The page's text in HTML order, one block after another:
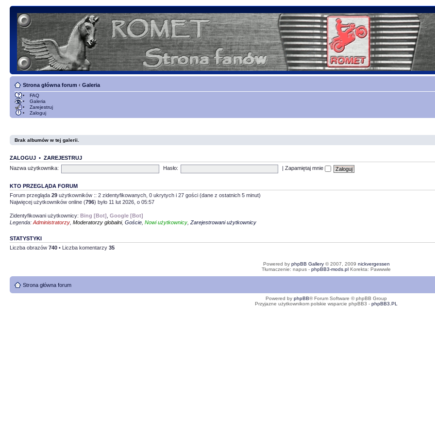
Strona główna forum ‹ Galeria
FAQ
Galeria
Zarejestruj
Zaloguj
Brak albumów w tej galerii.
ZALOGUJ • ZAREJESTRUJ
Nazwa użytkownika:
Hasło: |Zapamiętaj mnie
KTO PRZEGLĄDA FORUM
Forum przegląda 29 użytkowników :: 2 zidentyfikowanych, 0 ukrytych i 27 gości (dane z ostatnich 5 minut)
Najwięcej użytkowników online (796) było 11 lut 2026, o 05:57
Zidentyfikowani użytkownicy: Bing [Bot] Google [Bot]
Legenda: Administratorzy Moderatorzy globalni, Goście Nowi użytkownicy Zarejestrowani użytkownicy
STATYSTYKI
Liczba obrazów 740 • Liczba komentarzy 35
Powered by phpBB Gallery© 2007, 2009 nickvergessen
Tłumaczenie: napus - phpBB3-mods.pl Korekta: Pawwwle
Strona główna forum
Powered by phpBB® Forum Software © phpBB Group
Przyjazne użytkownikom polskie wsparcie phpBB3 - phpBB3.PL